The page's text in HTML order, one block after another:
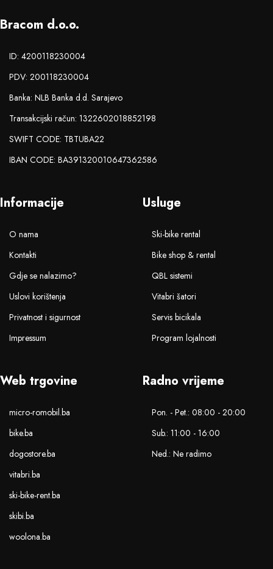
Bracom d.o.o.
ID: 4200118230004
PDV: 200118230004
Banka: NLB Banka d.d. Sarajevo
Transakcijski račun: 1322602018852198
SWIFT CODE: TBTUBA22
IBAN CODE: BA391320010647362586
Informacije
O nama
Kontakti
Gdje se nalazimo?
Uslovi korištenja
Privatnost i sigurnost
Impressum
Usluge
Ski-bike rental
Bike shop & rental
QBL sistemi
Vitabri šatori
Servis bicikala
Program lojalnosti
Web trgovine
micro-romobil.ba
bike.ba
dogostore.ba
vitabri.ba
ski-bike-rent.ba
skibi.ba
woolona.ba
Radno vrijeme
Pon. - Pet.: 08:00 - 20:00
Sub.: 11:00 - 16:00
Ned.: Ne radimo